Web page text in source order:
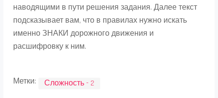
наводящими в пути решения задания. Далее текст
подсказывает вам, что в правилах нужно искать
именно ЗНАКИ дорожного движения и
расшифровку к ним.
Метки: Сложность - 2